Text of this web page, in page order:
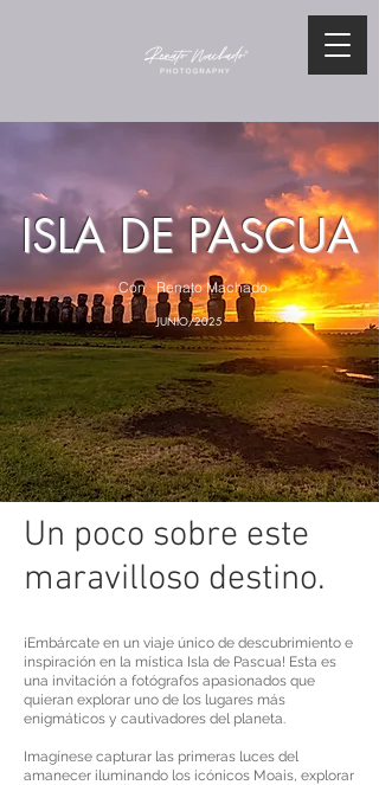
ISLA DE PASCUA
Con Renato Machado
JUNIO/2025
Un poco sobre este
maravilloso destino.
¡Embárcate en un viaje único de descubrimiento e
inspiración en la mística Isla de Pascua! Esta es
una invitación a fotógrafos apasionados que
quieran explorar uno de los lugares más
enigmáticos y cautivadores del planeta.
Imagínese capturar las primeras luces del
amanecer iluminando los icónicos Moais, explorar